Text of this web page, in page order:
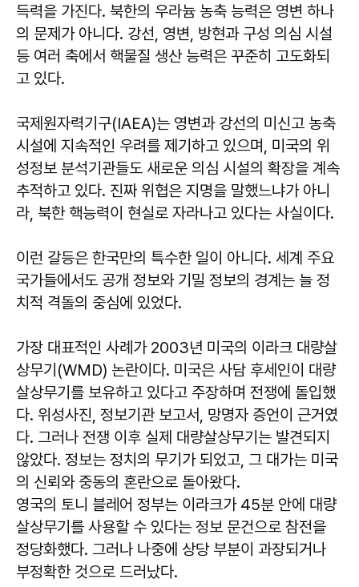
득력을 가진다. 북한의 우라늄 농축 능력은 영변 하나
의 문제가 아니다. 강선, 영변, 방현과 구성 의심 시설
등 여러 축에서 핵물질 생산 능력은 꾸준히 고도화되
고 있다.
국제원자력기구(IAEA)는 영변과 강선의 미신고 농축
시설에 지속적인 우려를 제기하고 있으며, 미국의 위
성정보 분석기관들도 새로운 의심 시설의 확장을 계속
추적하고 있다. 진짜 위협은 지명을 말했느냐가 아니
라, 북한 핵능력이 현실로 자라나고 있다는 사실이다.
이런 갈등은 한국만의 특수한 일이 아니다. 세계 주요
국가들에서도 공개 정보와 기밀 정보의 경계는 늘 정
치적 격돌의 중심에 있었다.
가장 대표적인 사례가 2003년 미국의 이라크 대량살
상무기(WMD) 논란이다. 미국은 사담 후세인이 대량
살상무기를 보유하고 있다고 주장하며 전쟁에 돌입했
다. 위성사진, 정보기관 보고서, 망명자 증언이 근거였
다. 그러나 전쟁 이후 실제 대량살상무기는 발견되지
않았다. 정보는 정치의 무기가 되었고, 그 대가는 미국
의 신뢰와 중동의 혼란으로 돌아왔다.
영국의 토니 블레어 정부는 이라크가 45분 안에 대량
살상무기를 사용할 수 있다는 정보 문건으로 참전을
정당화했다. 그러나 나중에 상당 부분이 과장되거나
부정확한 것으로 드러났다.